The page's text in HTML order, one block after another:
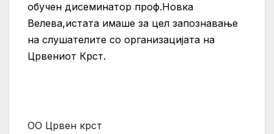
обучен дисеминатор проф.Новка
Велева,истата имаше за цел запознавање
на слушателите со организацијата на
Црвениот Крст.
ОО Црвен крст